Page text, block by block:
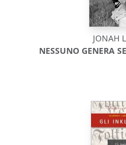
JONAH
NESSUNO GENERA